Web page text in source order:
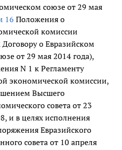
союзе от 29 мая
16 Положения о
комиссии
о Евразийском
от 29 мая 2014 года),
N 1 к Регламенту
экономической комиссии,
Высшего
совета от 23
и в целях исполнения
Евразийского
совета от 10 апреля